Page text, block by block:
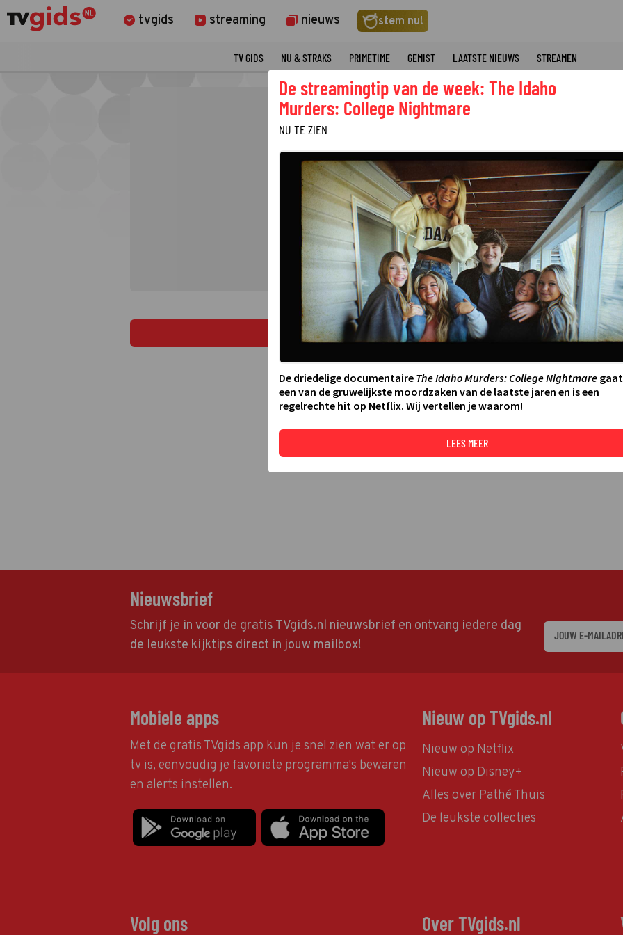
tvgids streaming nieuws stem nu!
TV GIDS NU & STRAKS PRIMETIME GEMIST LAATSTE NIEUWS STREAMEN
LEES MEER
Nieuwsbrief
Schrijf je in voor de gratis TVgids.nl nieuwsbrief en ontvang iedere dag
de leukste kijktips direct in jouw mailbox!
Mobiele apps
Met de gratis TVgids app kun je snel zien wat er op
tv is, eenvoudig je favoriete programma's bewaren
en alerts instellen.
Nieuw op TVgids.nl
Nieuw op Netflix
Nieuw op Disney+
Alles over Pathé Thuis
De leukste collecties
Volg ons Over TVgids.nl
De streamingtip van de week: The Idaho
Murders: College Nightmare
NU TE ZIEN
De driedelige documentaire The Idaho Murders: College Nightmaregaat
een van de gruwelijkste moordzaken van de laatste jaren en is een
regelrechte hit op Netflix. Wij vertellen je waarom!
LEES MEER